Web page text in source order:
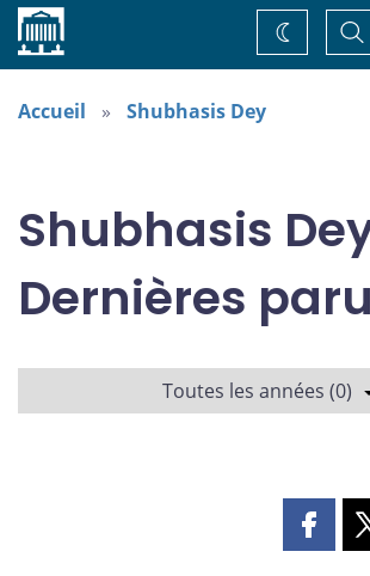
Accueil la
Changez
de
Accueil Shubhasis Dey
Shubhasis
Dernières
Toutes les années (0)